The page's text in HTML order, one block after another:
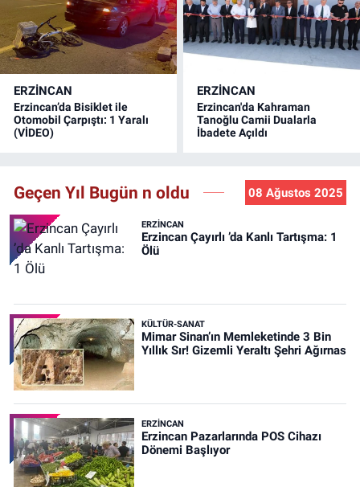
ERZINCAN
Erzincan’da Bisiklet ile
Otomobil Çarpıştı: 1 Yaralı
(VİDEO)
ERZINCAN
Erzincan'da Kahraman
Tanoğlu Camii Dualarla
İbadete Açıldı
Geçen Yıl Bugün n oldu 08 Ağustos 2025
ERZINCAN
Erzincan Çayırlı ’da Kanlı Tartışma: 1
Ölü
KÜLTÜR-SANAT
Mimar Sinan’ın Memleketinde 3 Bin
Yıllık Sır! Gizemli Yeraltı Şehri Ağırnas
ERZINCAN
Erzincan Pazarlarında POS Cihazı
Dönemi Başlıyor